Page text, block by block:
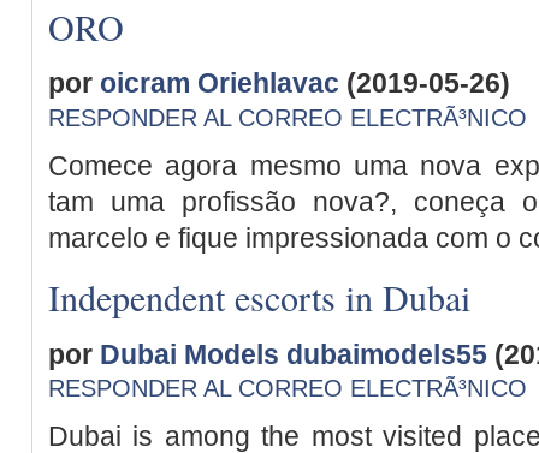
ORO
por oicram Oriehlavac (2019-05-26)
RESPONDER AL CORREO ELECTRÃ³NICO
Comece agora mesmo uma nova
tam uma profissão nova?, coneça
marcelo e fique impressionada com o
Independent escorts in Dubai
por Dubai Models dubaimodels55
RESPONDER AL CORREO ELECTRÃ³NICO
Dubai is among the most visited